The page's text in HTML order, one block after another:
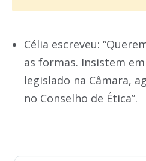
Célia escreveu:
as formas. Insistem
legislado na Câmara,
no Conselho de Ética”.